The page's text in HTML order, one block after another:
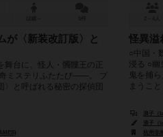
が〈新装改訂版〉と
舞台に、怪人・髑髏王の正
ミステリふたたび——。 プ
〉と呼ばれる秘密の探偵団
怪異溢
○中国・
浸る ○幽
鬼を捕
まうこ
浪子（
浪子（
杭州非